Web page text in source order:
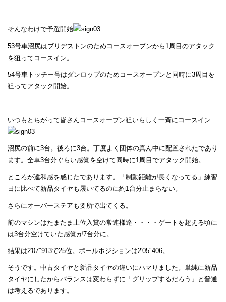
そんなわけで予選開始
53号車沼尻はブリヂストンのためコースオープンから1周目のアタック
を狙ってコースイン。
54号車トッチー号はダンロップのためコースオープンと同時に3周目を
狙ってアタック開始。
いつもとちがって皆さんコースオープン狙いらしく一斉にコースイン
沼尻の前に3台。後ろに3台。丁度よく団体の真ん中に配置されたであり
ます。全車3台分ぐらい感覚を空けて同時に1周目でアタック開始。
ところが違和感を感じたであります。「制動距離が長くなってる」練習
日に比べて新品タイヤも履いてるのに約1台分止まらない。
さらにオーバーステアも要所で出てくる。
前のマシンはたまたま上位入賞の常連様達・・・・ゲートを超える頃に
は3台分空けていた感覚が7台分に。
結果は2′07″913で25位。ポールポジションは2′05″406。
そうです。中古タイヤと新品タイヤの違いにハマりました。単純に新品
タイヤにしたからバランスは変わらずに「グリップするだろう」と普通
は考えるであります。